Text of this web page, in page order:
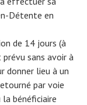
Détente en
de 14 jours (à
sans avoir à
donner lieu à un
par voie
bénéficiaire